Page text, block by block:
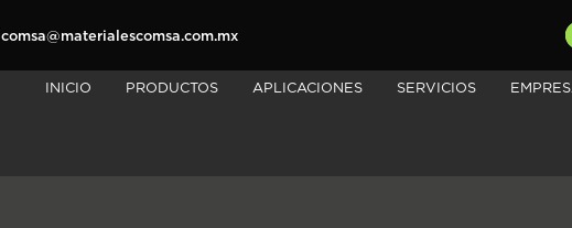
comsa@materialescomsa.com.mx
INICIO PRODUCTOS APLICACIONES SERVICIOS